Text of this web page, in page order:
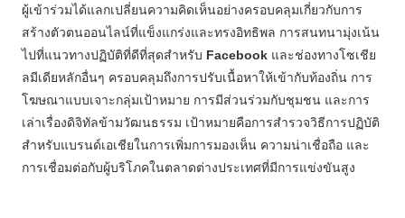
ผู้เข้าร่วมได้แลกเปลี่ยนความคิดเห็นอย่างครอบคลุมเกี่ยวกับการ
สร้างตัวตนออนไลน์ที่แข็งแกร่งและทรงอิทธิพล การสนทนามุ่งเน้น
ไปที่แนวทางปฏิบัติที่ดีที่สุดสำหรับ Facebookและช่องทางโซเชีย
ลมีเดียหลักอื่นๆ ครอบคลุมถึงการปรับเนื้อหาให้เข้ากับท้องถิ่น การ
โฆษณาแบบเจาะกลุ่มเป้าหมาย การมีส่วนร่วมกับชุมชน และการ
เล่าเรื่องดิจิทัลข้ามวัฒนธรรม เป้าหมายคือการสำรวจวิธีการปฏิบัติ
สำหรับแบรนด์เอเชียในการเพิ่มการมองเห็น ความน่าเชื่อถือ และ
การเชื่อมต่อกับผู้บริโภคในตลาดต่างประเทศที่มีการแข่งขันสูง